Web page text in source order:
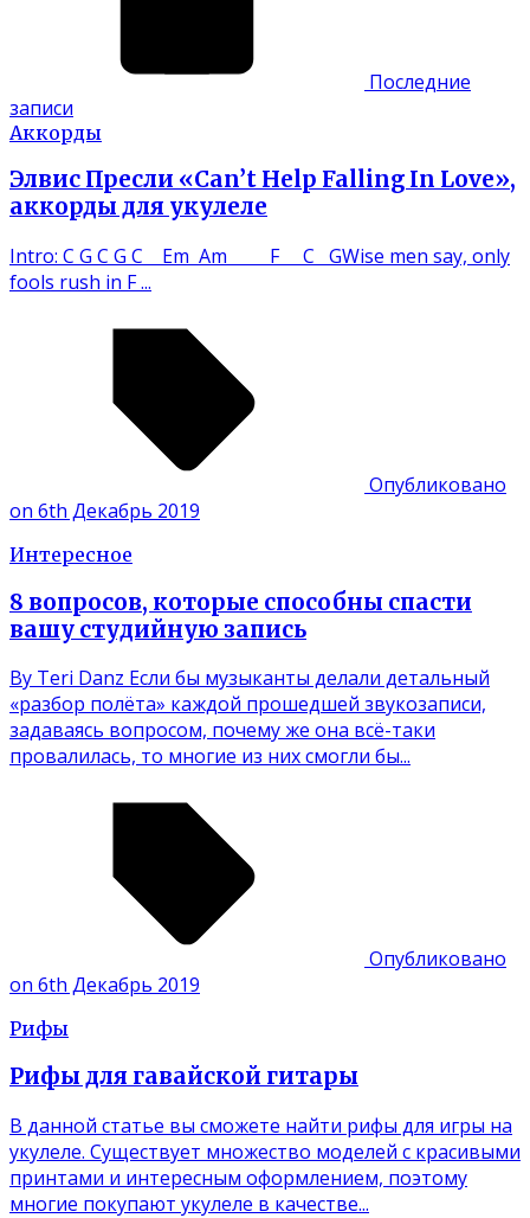
Последние
записи
Аккорды
Элвис Пресли «Can’t Help Falling In Love»,
аккорды для укулеле
Intro: C G C G C Em Am F C GWise men say, only
fools rush in F ...
Опубликовано
on 6th Декабрь 2019
Интересное
8 вопросов, которые способны спасти
вашу студийную запись
By Teri Danz Если бы музыканты делали детальный
«разбор полёта» каждой прошедшей звукозаписи,
задаваясь вопросом, почему же она всё-таки
провалилась, то многие из них смогли бы...
Опубликовано
on 6th Декабрь 2019
Рифы
Рифы для гавайской гитары
В данной статье вы сможете найти рифы для игры на
укулеле. Существует множество моделей с красивыми
принтами и интересным оформлением, поэтому
многие покупают укулеле в качестве...